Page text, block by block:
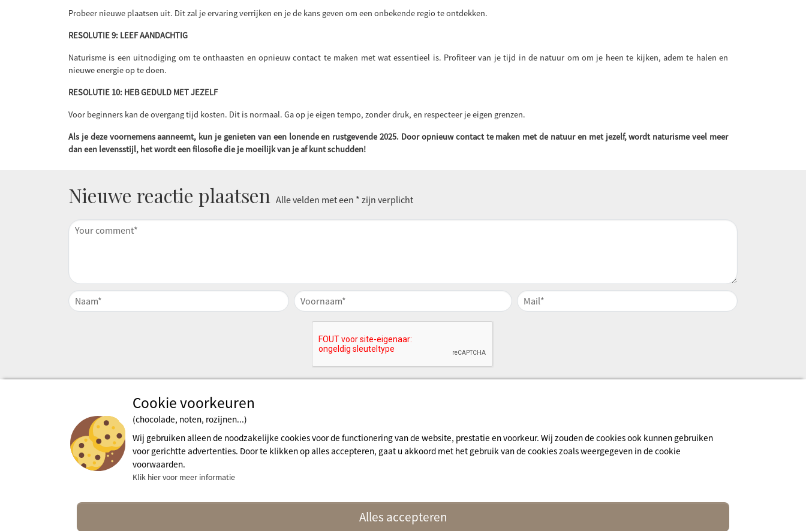
Probeer nieuwe plaatsen uit. Dit zal je ervaring verrijken en je de kans geven om een onbekende regio te ontdekken.
RESOLUTIE 9: LEEF AANDACHTIG
Naturisme is een uitnodiging om te onthaasten en opnieuw contact te maken met wat essentieel is. Profiteer van je tijd in de natuur om om je heen te kijken, adem te halen en
nieuwe energie op te doen.
RESOLUTIE 10: HEB GEDULD MET JEZELF
Voor beginners kan de overgang tijd kosten. Dit is normaal. Ga op je eigen tempo, zonder druk, en respecteer je eigen grenzen.
Als je deze voornemens aanneemt, kun je genieten van een lonende en rustgevende 2025. Door opnieuw contact te maken met de natuur en met jezelf, wordt naturisme veel meer
dan een levensstijl, het wordt een filosofie die je moeilijk van je af kunt schudden!
Nieuwe reactie plaatsen Alle velden met een * zijn verplicht
Inschrijven voor de nieuwsbrief
Wettelijke bepalingens
Cookiebeleid
Meer info
Cookie voorkeuren
(chocolade, noten, rozijnen...)
Wij gebruiken alleen de noodzakelijke cookies voor de functionering van de website, prestatie en voorkeur. Wij zouden de cookies ook kunnen gebruiken
voor gerichtte advertenties. Door te klikken op alles accepteren, gaat u akkoord met het gebruik van de cookies zoals weergegeven in de cookie
voorwaarden.
Klik hier voor meer informatie
Alles accepteren